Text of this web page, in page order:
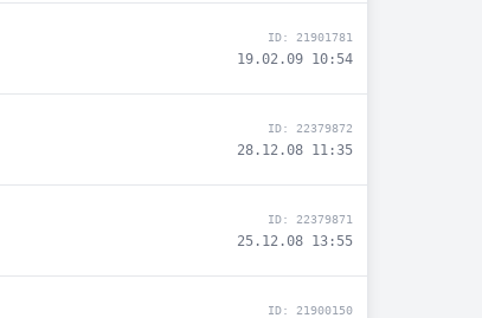
ID: 21901781
19.02.09 10:54
ID: 22379872
28.12.08 11:35
ID: 22379871
25.12.08 13:55
ID: 21900150